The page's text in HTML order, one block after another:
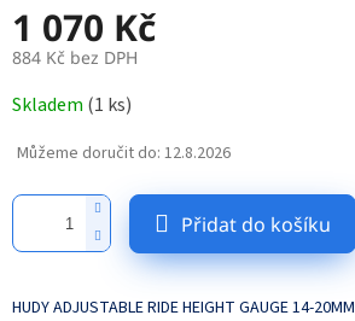
1 070 Kč
884 Kč bez DPH
cena:
Skladem (1 ks)
Můžeme doručit do: 12.8.2026
Přidat do košíku
HUDY ADJUSTABLE RIDE HEIGHT GAUGE 14-20MM